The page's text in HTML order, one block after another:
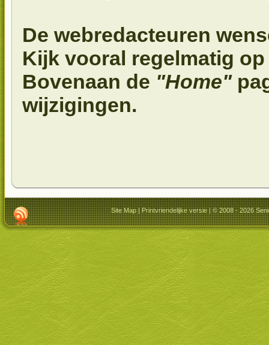
De webredacteuren
Kijk vooral regelmatig
Bovenaan de "Home"
wijzigingen.
Site Map|Printvriendelijke versie| © 2008 - 2026